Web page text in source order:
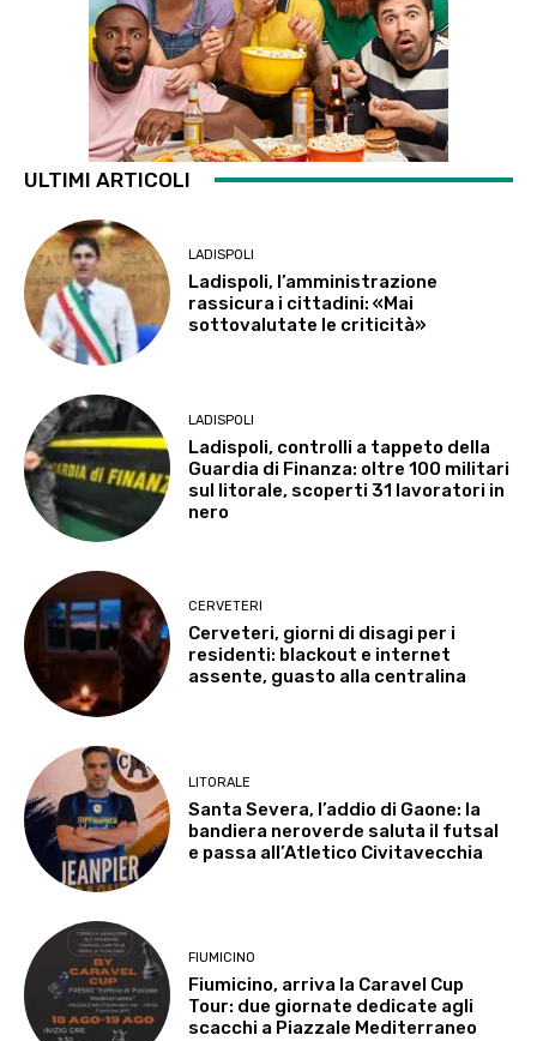
ULTIMI ARTICOLI
LADISPOLI
Ladispoli, l’amministrazione
rassicura i cittadini: «Mai
sottovalutate le criticità»
LADISPOLI
Ladispoli, controlli a tappeto della
Guardia di Finanza: oltre 100 militari
sul litorale, scoperti 31 lavoratori in
nero
CERVETERI
Cerveteri, giorni di disagi per i
residenti: blackout e internet
assente, guasto alla centralina
LITORALE
Santa Severa, l’addio di Gaone: la
bandiera neroverde saluta il futsal
e passa all’Atletico Civitavecchia
FIUMICINO
Fiumicino, arriva la Caravel Cup
Tour: due giornate dedicate agli
scacchi a Piazzale Mediterraneo